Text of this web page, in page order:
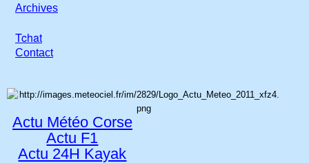
Archives
Tchat
Contact
Actu Météo Corse
Actu F1
Actu 24H Kayak